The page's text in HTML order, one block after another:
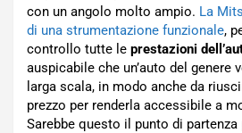
con un angolo molto ampio. La
di una strumentazione funzionale,
controllo tutte le prestazioni
auspicabile che un’auto del genere
larga scala, in modo anche da
prezzo per renderla accessibile a
Sarebbe questo il punto di partenza